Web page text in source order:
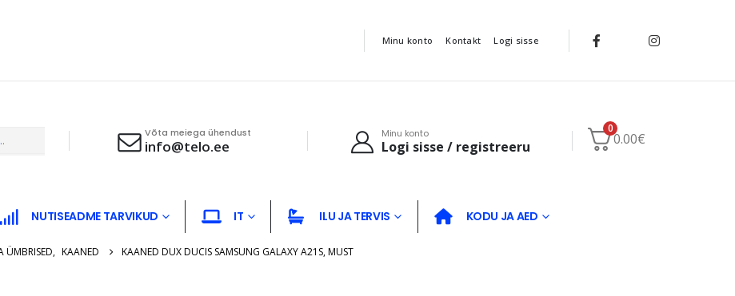
Minu konto Kontakt Logi sisse
Võta meiega ühendust
info@telo.ee
Minu konto
Logi sisse / registreeru
0
0.00€
NUTISEADME TARVIKUD IT ILU JA TERVIS KODU JA AED
ÜMBRISED, KAANED KAANED DUX DUCIS SAMSUNG GALAXY A21S, MUST